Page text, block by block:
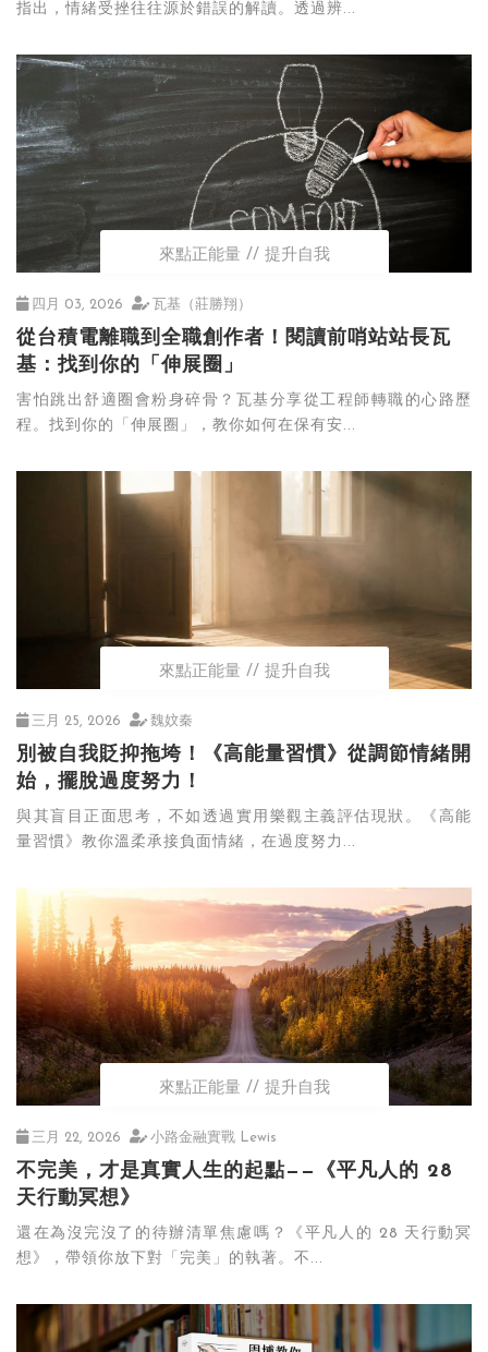
指出，情緒受挫往往源於錯誤的解讀。透過辨...
來點正能量 提升自我
四月 03, 2026 瓦基（莊勝翔）
從台積電離職到全職創作者！閱讀前哨站站長瓦
基：找到你的「伸展圈」
害怕跳出舒適圈會粉身碎骨？瓦基分享從工程師轉職的心路歷
程。找到你的「伸展圈」，教你如何在保有安...
來點正能量 提升自我
三月 25, 2026 魏妏秦
別被自我貶抑拖垮！《高能量習慣》從調節情緒開
始，擺脫過度努力！
與其盲目正面思考，不如透過實用樂觀主義評估現狀。《高能
量習慣》教你溫柔承接負面情緒，在過度努力...
來點正能量 提升自我
三月 22, 2026 小路金融實戰 Lewis
不完美，才是真實人生的起點——《平凡人的 28
天行動冥想》
還在為沒完沒了的待辦清單焦慮嗎？《平凡人的 28 天行動冥
想》，帶領你放下對「完美」的執著。不...